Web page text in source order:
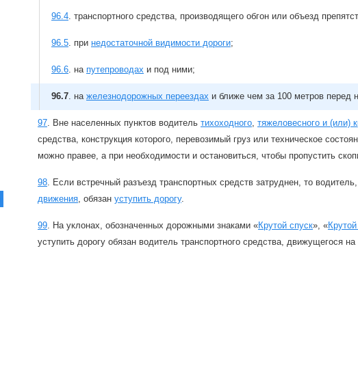
96.4. транспортного средства, производящего обгон или объезд
96.5. при недостаточной видимости дороги;
96.6. на путепроводах и под ними;
96.7. на железнодорожных переездах и ближе чем за 100 метров перед
97. Вне населенных пунктов водитель тихоходного, тяжеловесного и (или)
средства, конструкция которого, перевозимый груз или техническое
можно правее, а при необходимости и остановиться, чтобы пропустить
98. Если встречный разъезд транспортных средств затруднен, то
движения, обязан уступить дорогу.
99. На уклонах, обозначенных дорожными знаками «Крутой спуск», «
уступить дорогу обязан водитель транспортного средства, движущегося на